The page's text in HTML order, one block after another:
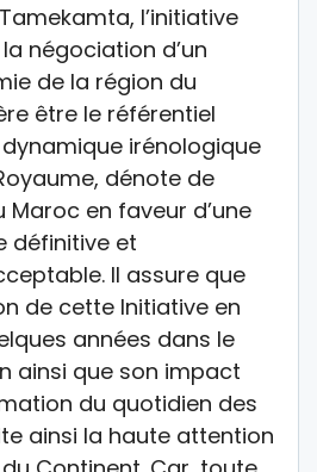
l’initiative
négociation d’un
de la région du
être le référentiel
irénologique
dénote de
Maroc en faveur d’une
définitive et
Il assure que
de cette Initiative en
années dans le
ainsi que son impact
du quotidien des
ainsi la haute attention